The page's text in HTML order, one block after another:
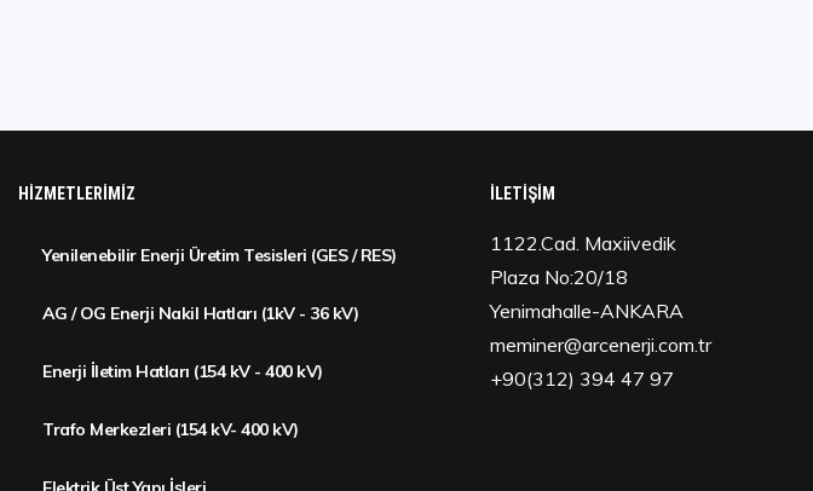
HIZMETLERIMIZ
Yenilenebilir Enerji Üretim Tesisleri (GES / RES)
AG / OG Enerji Nakil Hatları (1kV - 36 kV)
Enerji İletim Hatları (154 kV - 400 kV)
Trafo Merkezleri (154 kV- 400 kV)
İLETIŞIM
1122.Cad. Maxiivedik
Plaza No:20/18
Yenimahalle-ANKARA
meminer@arcenerji.com.tr
+90(312) 394 47 97